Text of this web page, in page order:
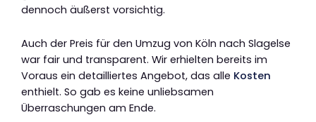
dennoch äußerst vorsichtig.
Auch der Preis für den Umzug von Köln nach Slagelse
war fair und transparent. Wir erhielten bereits im
Voraus ein detailliertes Angebot, das alle Kosten
enthielt. So gab es keine unliebsamen
Überraschungen am Ende.